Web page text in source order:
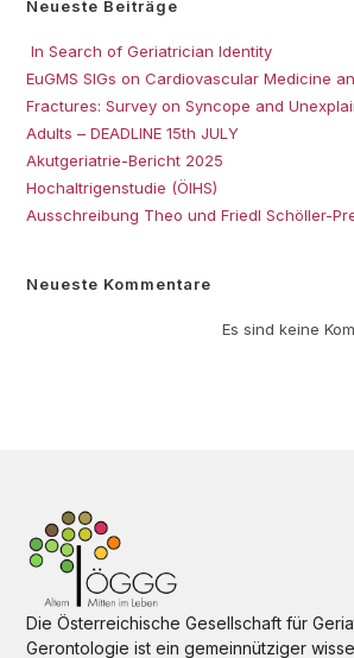
Neueste Beiträge
In Search of Geriatrician Identity
EuGMS SIGs on Cardiovascular Medicine
Fractures: Survey on Syncope and
Adults – DEADLINE 15th JULY
Akutgeriatrie-Bericht 2025
Hochaltrigenstudie (ÖIHS)
Ausschreibung Theo und Friedl Schöller-
Neueste Kommentare
Es sind keine
Die Österreichische Gesellschaft für
Gerontologie ist ein gemeinnütziger